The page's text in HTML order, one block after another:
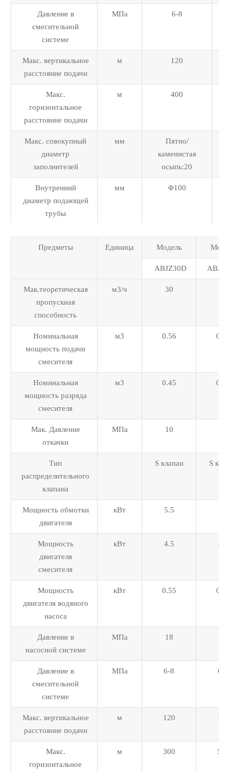
Давление в
смесительной
системе
МПа 6-8
Макс. вертикальное
расстояние подачи
м 120
Макс.
горизонтальное
расстояние подачи
м 400
Макс. совокупный
диаметр
заполнителей
мм
Пятно/
каменистая
осыпь:20
Внутренний
диаметр подающей
трубы
мм Φ100
Предметы Единица Модель
ABJZ30D
Мак.теоретическая
пропускная
способность
м3/ч 30
Номинальная
мощность подачи
смесителя
м3 0.56
Номинальная
мощность разряда
смесителя
м3 0.45
Мак. Давление
откачки
МПа 10
Тип
распределительного
клапана
S клапан S
Мощность обмотки
двигателя
кВт 5.5
Мощность
двигателя
смесителя
кВт 4.5 4.5
Мощность
двигателя водяного
насоса
кВт 0.55
Давление в
насосной системе
МПа 18
Давление в
смесительной
системе
МПа 6-8 6-8
Макс. вертикальное
расстояние подачи
м 120 120
Макс.
горизонтальное
м 300 500